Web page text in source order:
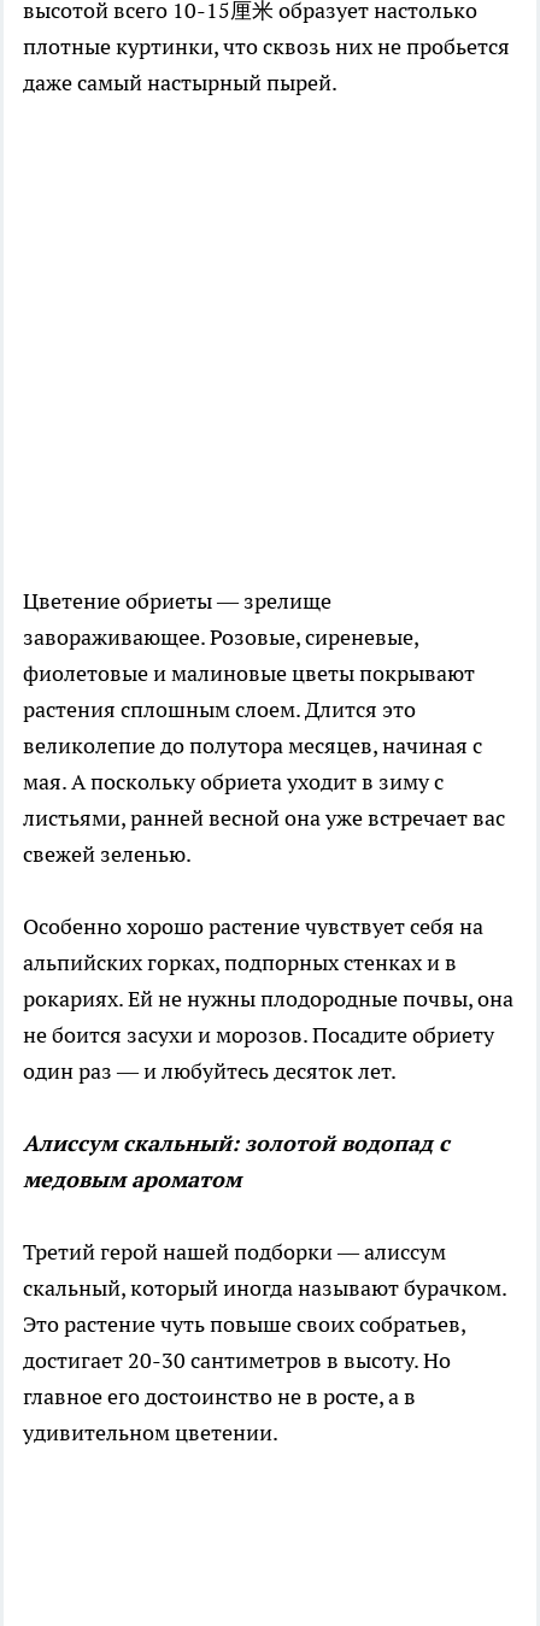
высотой всего 10-15厘米 образует настолько
плотные куртинки, что сквозь них не пробьется
даже самый настырный пырей.
Цветение обриеты — зрелище
завораживающее. Розовые, сиреневые,
фиолетовые и малиновые цветы покрывают
растения сплошным слоем. Длится это
великолепие до полутора месяцев, начиная с
мая. А поскольку обриета уходит в зиму с
листьями, ранней весной она уже встречает вас
свежей зеленью.
Особенно хорошо растение чувствует себя на
альпийских горках, подпорных стенках и в
рокариях. Ей не нужны плодородные почвы, она
не боится засухи и морозов. Посадите обриету
один раз — и любуйтесь десяток лет.
Алиссум скальный: золотой водопад с
медовым ароматом
Третий герой нашей подборки — алиссум
скальный, который иногда называют бурачком.
Это растение чуть повыше своих собратьев,
достигает 20-30 сантиметров в высоту. Но
главное его достоинство не в росте, а в
удивительном цветении.